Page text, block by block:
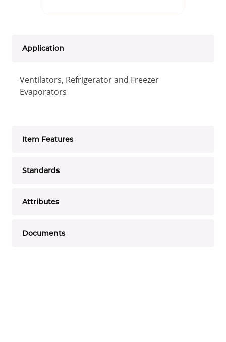
Application
Ventilators, Refrigerator and Freezer
Evaporators
Item Features
Standards
Attributes
Documents